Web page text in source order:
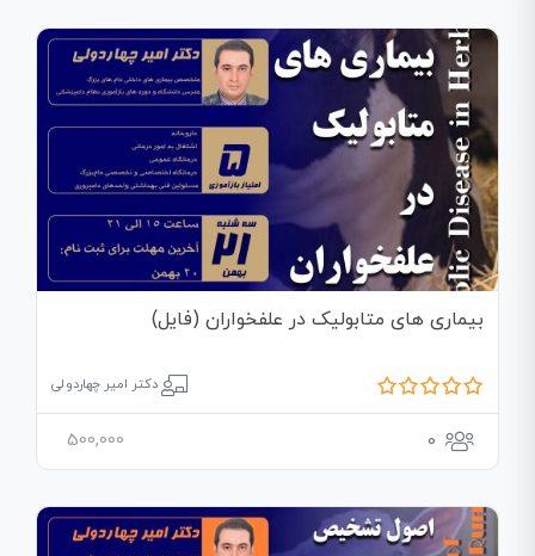
بیماری های متابولیک در علفخواران (فایل)
دکتر امیر چهاردولی
0
500,000